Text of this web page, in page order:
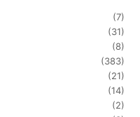
(7)
(31)
(8)
(383)
(21)
(14)
(2)